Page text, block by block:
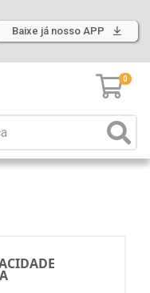
Baixe já nosso APP
0